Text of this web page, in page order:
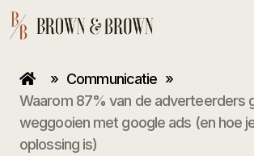
» Communicatie »
Waarom 87% van de adverteerders
weggooien met google ads (en hoe
oplossing is)